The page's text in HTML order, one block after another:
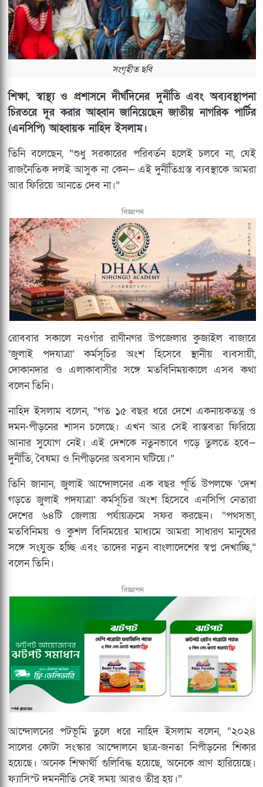
সংগৃহীত ছবি
শিক্ষা, স্বাস্থ্য ও প্রশাসনে দীর্ঘদিনের দুর্নীতি এবং অব্যবস্থাপনা
চিরতরে দূর করার আহ্বান জানিয়েছেন জাতীয় নাগরিক পার্টির
(এনসিপি) আহ্বায়ক নাহিদ ইসলাম।
তিনি বলেছেন, “শুধু সরকারের পরিবর্তন হলেই চলবে না, যেই
রাজনৈতিক দলই আসুক না কেন— এই দুর্নীতিগ্রস্ত ব্যবস্থাকে আমরা
আর ফিরিয়ে আনতে দেব না।”
বিজ্ঞাপন
রোববার সকালে নওগাঁর রাণীনগর উপজেলার কুজাইল বাজারে
‘জুলাই পদযাত্রা’ কর্মসূচির অংশ হিসেবে স্থানীয় ব্যবসায়ী,
দোকানদার ও এলাকাবাসীর সঙ্গে মতবিনিময়কালে এসব কথা
বলেন তিনি।
নাহিদ ইসলাম বলেন, “গত ১৫ বছর ধরে দেশে একনায়কতন্ত্র ও
দমন-পীড়নের শাসন চলেছে। এখন আর সেই বাস্তবতা ফিরিয়ে
আনার সুযোগ নেই। এই দেশকে নতুনভাবে গড়ে তুলতে হবে—
দুর্নীতি, বৈষম্য ও নিপীড়নের অবসান ঘটিয়ে।”
তিনি জানান, জুলাই আন্দোলনের এক বছর পূর্তি উপলক্ষে ‘দেশ
গড়তে জুলাই পদযাত্রা’ কর্মসূচির অংশ হিসেবে এনসিপি নেতারা
দেশের ৬৪টি জেলায় পর্যায়ক্রমে সফর করছেন। “পথসভা,
মতবিনিময় ও কুশল বিনিময়ের মাধ্যমে আমরা সাধারণ মানুষের
সঙ্গে সংযুক্ত হচ্ছি এবং তাদের নতুন বাংলাদেশের স্বপ্ন দেখাচ্ছি,”
বলেন তিনি।
বিজ্ঞাপন
আন্দোলনের পটভূমি তুলে ধরে নাহিদ ইসলাম বলেন, “২০২৪
সালের কোটা সংস্কার আন্দোলনে ছাত্র-জনতা নিপীড়নের শিকার
হয়েছে। অনেক শিক্ষার্থী গুলিবিদ্ধ হয়েছে, অনেকে প্রাণ হারিয়েছে।
ফ্যাসিস্ট দমননীতি সেই সময় আরও তীব্র হয়।”